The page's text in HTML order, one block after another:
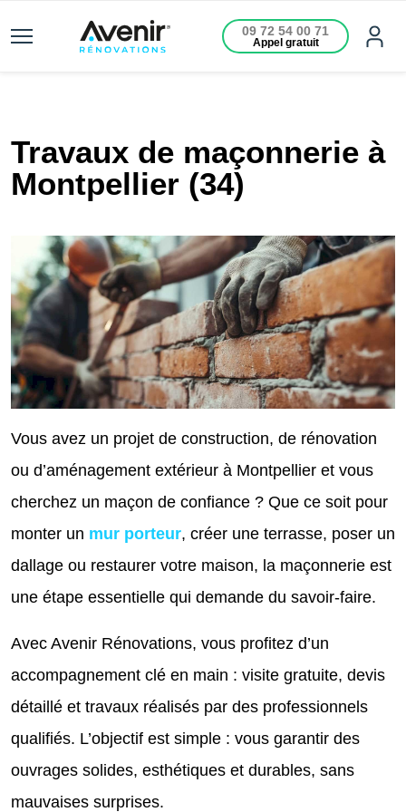
09 72 54 00 71
Appel gratuit
Travaux de maçonnerie à
Montpellier (34)
Vous avez un projet de construction, de rénovation
ou d’aménagement extérieur à Montpellier et vous
cherchez un maçon de confiance ? Que ce soit pour
monter un mur porteur, créer une terrasse, poser un
dallage ou restaurer votre maison, la maçonnerie est
une étape essentielle qui demande du savoir-faire.
Avec Avenir Rénovations, vous profitez d’un
accompagnement clé en main : visite gratuite, devis
détaillé et travaux réalisés par des professionnels
qualifiés. L’objectif est simple : vous garantir des
ouvrages solides, esthétiques et durables, sans
mauvaises surprises.